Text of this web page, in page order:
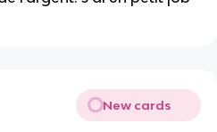
New cards